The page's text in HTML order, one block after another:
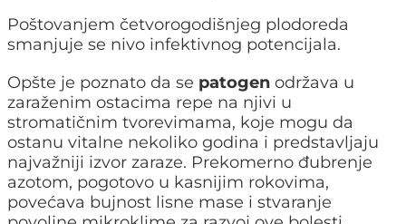
Poštovanjem četvorogodišnjeg plodoreda
smanjuje se nivo infektivnog potencijala.
Opšte je poznato da se patogen održava u
zaraženim ostacima repe na njivi u
stromatičnim tvorevimama, koje mogu da
ostanu vitalne nekoliko godina i predstavljaju
najvažniji izvor zaraze. Prekomerno đubrenje
azotom, pogotovo u kasnijim rokovima,
povećava bujnost lisne mase i stvaranje